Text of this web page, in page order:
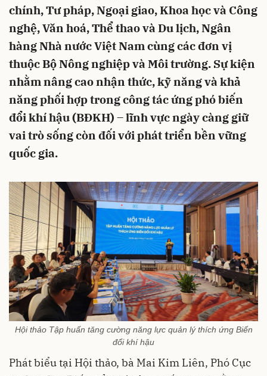
chính, Tư pháp, Ngoại giao, Khoa học và Công
nghệ, Văn hoá, Thể thao và Du lịch, Ngân
hàng Nhà nước Việt Nam cùng các đơn vị
thuộc Bộ Nông nghiệp và Môi trường. Sự kiện
nhằm nâng cao nhận thức, kỹ năng và khả
năng phối hợp trong công tác ứng phó biến
đổi khí hậu (BĐKH) – lĩnh vực ngày càng giữ
vai trò sống còn đối với phát triển bền vững
quốc gia.
Hội thảo Tập huấn tăng cường năng lực quản lý thích ứng Biến
đổi khí hậu
Phát biểu tại Hội thảo, bà Mai Kim Liên, Phó Cục